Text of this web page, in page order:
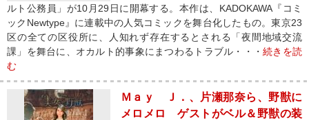
ルト公務員」が10月29日に開幕する。本作は、KADOKAWA『コミ
ックNewtype』に連載中の人気コミックを舞台化したもの。東京23
区の全ての区役所に、人知れず存在するとされる「夜間地域交流
課」を舞台に、オカルト的事象にまつわるトラブル・・・続きを読
む
Ｍａｙ Ｊ．、片瀬那奈ら、野獣に
メロメロ ゲストがベル＆野獣の装